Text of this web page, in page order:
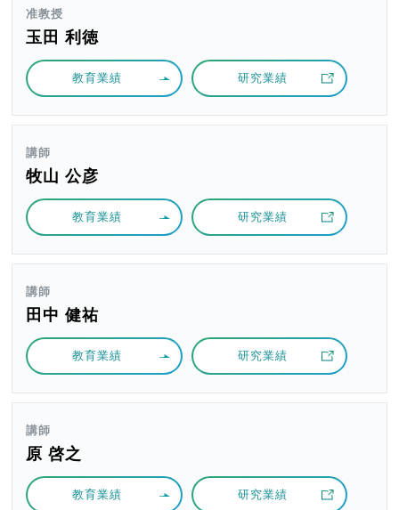
准教授
玉田 利徳
教育業績 研究業績
講師
牧山 公彦
教育業績 研究業績
講師
田中 健祐
教育業績 研究業績
講師
原 啓之
教育業績 研究業績